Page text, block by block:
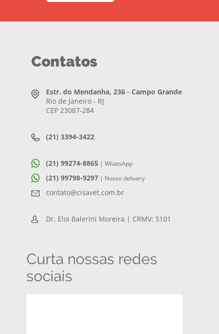
Contatos
Estr. do Mendanha, 236 - Campo Grande
Rio de Janeiro - RJ
CEP 23087-284
(21) 3394-3422
(21) 99274-8865 | WhatsApp
(21) 99798-9297 | Nosso delivery
contato@cisavet.com.br
Dr. Eloi Balerini Moreira | CRMV: 5101
Curta nossas redes
sociais